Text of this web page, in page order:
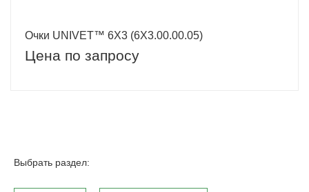
Очки UNIVET™ 6Х3 (6Х3.00.00.05)
Цена по запросу
Выбрать раздел: